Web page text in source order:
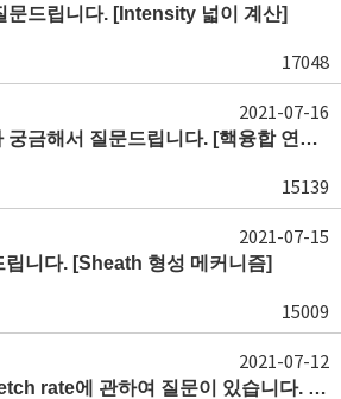
문드립니다. [Intensity 넓이 계산]
17048
CF3의 wavelength가 궁금해서 질문드립니다. [핵융합 연구소 자료]
15139
2021-07-16
니다. [Sheath 형성 메커니즘]
15009
2021-07-15
안녕하세요. Plasma etch rate에 관하여 질문이 있습니다. [단위 Chamber의 PM 이력]
2021-07-12